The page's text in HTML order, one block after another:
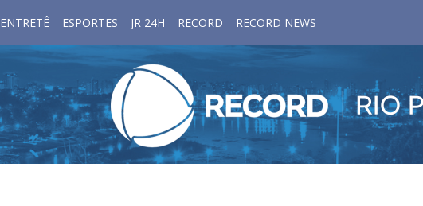
ENTRETÊ ESPORTES JR 24H RECORD RECORD NEWS